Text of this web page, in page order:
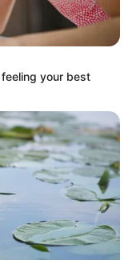
AGUA
your best